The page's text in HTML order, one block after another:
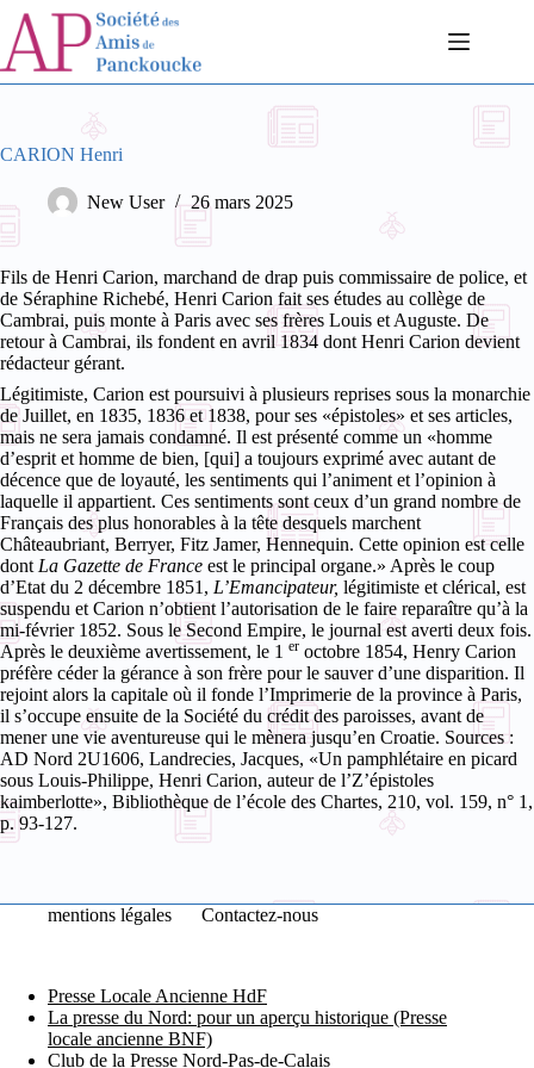
Passer
contenu
CARION Henri
New User 26 mars 2025
Fils de Henri Carion, marchand de drap puis commissaire de police, et
de Séraphine Richebé, Henri Carion fait ses études au collège de
Cambrai, puis monte à Paris avec ses frères Louis et Auguste. De
retour à Cambrai, ils fondent en avril 1834 dont Henri Carion devient
rédacteur gérant.
Légitimiste, Carion est poursuivi à plusieurs reprises sous la monarchie
de Juillet, en 1835, 1836 et 1838, pour ses «épistoles» et ses articles,
mais ne sera jamais condamné. Il est présenté comme un «homme
d’esprit et homme de bien, [qui] a toujours exprimé avec autant de
décence que de loyauté, les sentiments qui l’animent et l’opinion à
laquelle il appartient. Ces sentiments sont ceux d’un grand nombre de
Français des plus honorables à la tête desquels marchent
Châteaubriant, Berryer, Fitz Jamer, Hennequin. Cette opinion est celle
dont La Gazette de France est le principal organe.» Après le coup
d’Etat du 2 décembre 1851, L’Emancipateur, légitimiste et clérical, est
suspendu et Carion n’obtient l’autorisation de le faire reparaître qu’à la
mi-février 1852. Sous le Second Empire, le journal est averti deux fois.
Après le deuxième avertissement, le 1 er octobre 1854, Henry Carion
préfère céder la gérance à son frère pour le sauver d’une disparition. Il
rejoint alors la capitale où il fonde l’Imprimerie de la province à Paris,
il s’occupe ensuite de la Société du crédit des paroisses, avant de
mener une vie aventureuse qui le mènera jusqu’en Croatie. Sources :
AD Nord 2U1606, Landrecies, Jacques, «Un pamphlétaire en picard
sous Louis-Philippe, Henri Carion, auteur de l’Z’épistoles
kaimberlotte», Bibliothèque de l’école des Chartes, 210, vol. 159, n° 1,
p. 93-127.
mentions légales Contactez-nous
Presse Locale Ancienne HdF
La presse du Nord: pour un aperçu historique (Presse
locale ancienne BNF)
Club de la Presse Nord-Pas-de-Calais